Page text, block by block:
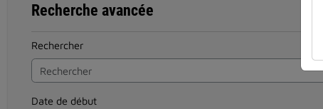
Recherche avancée
Rechercher
Date de début